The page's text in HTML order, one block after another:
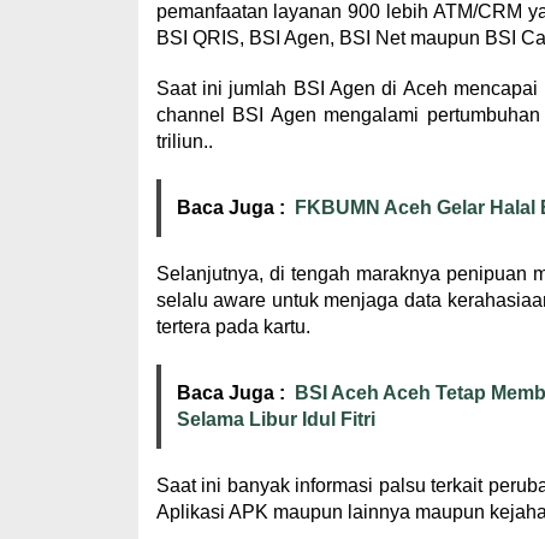
pemanfaatan layanan 900 lebih ATM/CRM
BSI QRIS, BSI Agen, BSI Net maupun BSI
Saat ini jumlah BSI Agen di Aceh
channel BSI Agen mengalami
triliun..
Baca Juga : FKBUMN Aceh Gelar
Selanjutnya, di tengah maraknya penipuan
selalu aware untuk menjaga data
tertera pada kartu.
Baca Juga :
BSI Aceh Aceh Tetap
Selama Libur Idul Fitri
Saat ini banyak informasi palsu terkait
Aplikasi APK maupun lainnya maupun